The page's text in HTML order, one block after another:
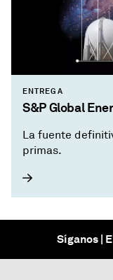
ENTREGA
S&P Global
La fuente
primas.
Síganos |